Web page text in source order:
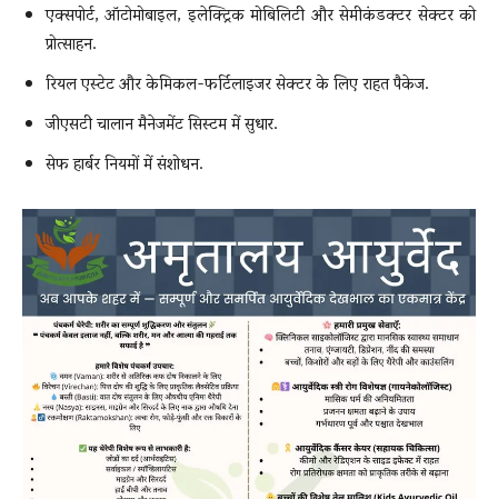
एक्सपोर्ट, ऑटोमोबाइल, इलेक्ट्रिक मोबिलिटी और सेमीकंडक्टर सेक्टर को
प्रोत्साहन.
रियल एस्टेट और केमिकल-फर्टिलाइजर सेक्टर के लिए राहत पैकेज.
जीएसटी चालान मैनेजमेंट सिस्टम में सुधार.
सेफ हार्बर नियमों में संशोधन.